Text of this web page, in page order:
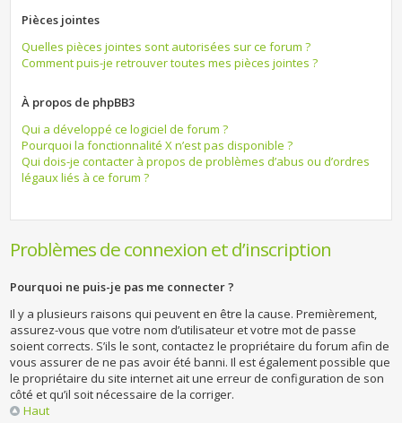
Pièces jointes
Quelles pièces jointes sont autorisées sur ce forum ?
Comment puis-je retrouver toutes mes pièces jointes ?
À propos de phpBB3
Qui a développé ce logiciel de forum ?
Pourquoi la fonctionnalité X n’est pas disponible ?
Qui dois-je contacter à propos de problèmes d’abus ou d’ordres
légaux liés à ce forum ?
Problèmes de connexion et d’inscription
Pourquoi ne puis-je pas me connecter ?
Il y a plusieurs raisons qui peuvent en être la cause. Premièrement,
assurez-vous que votre nom d’utilisateur et votre mot de passe
soient corrects. S’ils le sont, contactez le propriétaire du forum afin de
vous assurer de ne pas avoir été banni. Il est également possible que
le propriétaire du site internet ait une erreur de configuration de son
côté et qu’il soit nécessaire de la corriger.
Haut